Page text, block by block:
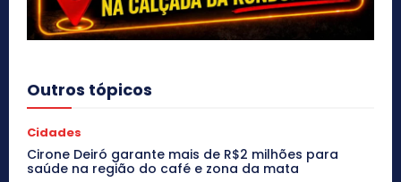
Outros tópicos
Cidades
Cirone Deiró garante mais de R$2 milhões para
saúde na região do café e zona da mata